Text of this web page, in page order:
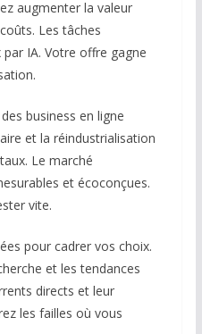
augmenter la valeur
Les tâches
IA. Votre offre gagne
business en ligne
et la réindustrialisation
Le marché
et écoconçues.
vite.
pour cadrer vos choix.
et les tendances
directs et leur
les failles où vous